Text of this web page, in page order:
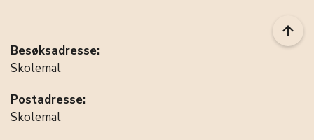
arrow_upward
Besøksadresse:
Skolemal
Postadresse:
Skolemal